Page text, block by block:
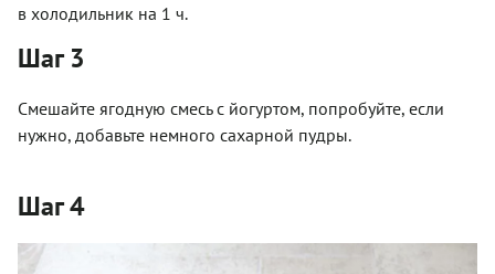
в холодильник на 1 ч.
Шаг 3
Смешайте ягодную смесь с йогуртом, попробуйте, если
нужно, добавьте немного сахарной пудры.
Шаг 4